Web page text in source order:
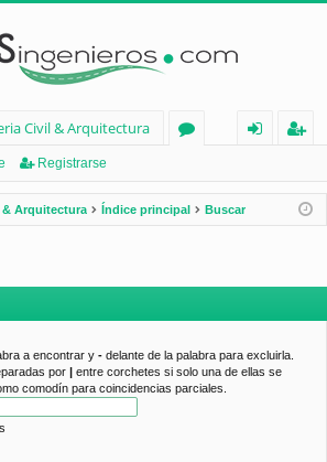
Civil & Arquitectura
os
nt
ifi
ist
ra
Registrarse
Arquitectura Índice principal Buscar
a encontrar y - delante de la palabra para excluirla.
por | entre corchetes si solo una de ellas se
comodín para coincidencias parciales.